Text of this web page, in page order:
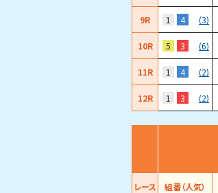
9R 1 4 (3)
10R 5 3 (6)
11R 1 4 (2)
12R 1 3 (2)
レース 組番（人気）